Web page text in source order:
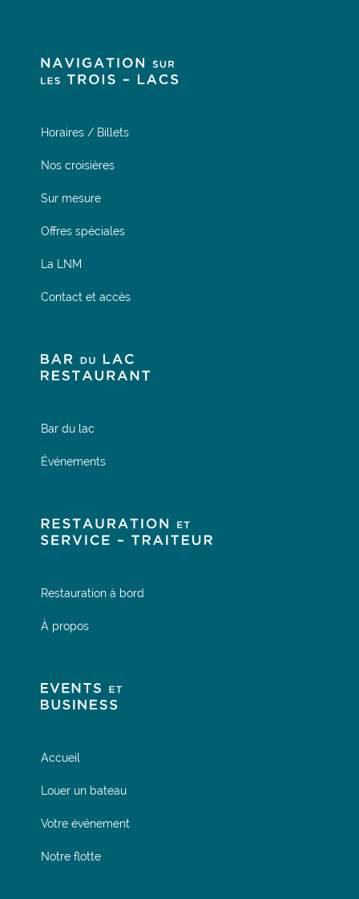
Horaires / Billets
Nos croisières
Sur mesure
Offres spéciales
La LNM
Contact et accès
Bar du lac
Événements
Restauration à bord
À propos
Accueil
Louer un bateau
Votre événement
Notre flotte